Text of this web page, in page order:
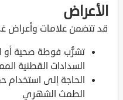
الأعراض
قد تتضمن علامات وأعراض
تشرُّب فوطة صحية أو
السدادات القطنية
الحاجة إلى
الطمث الشهري